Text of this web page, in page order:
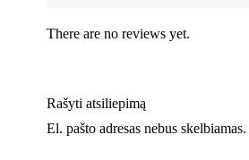
There are no reviews yet.
Rašyti atsiliepimą
El. pašto adresas nebus skelbiamas.